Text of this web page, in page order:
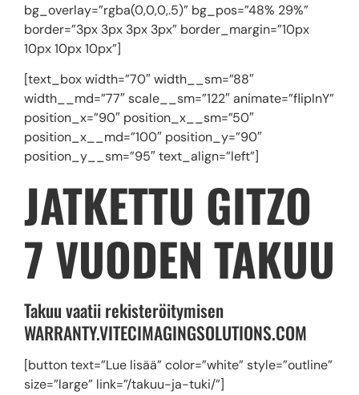
bg_overlay=”rgba(0,0,0,.5)” bg_pos=”48% 29%”
border=”3px 3px 3px 3px” border_margin=”10px
10px 10px 10px”]
[text_box width=”70″ width__sm=”88″
width__md=”77″ scale__sm=”122″ animate=”flipInY”
position_x=”90″ position_x__sm=”50″
position_x__md=”100″ position_y=”90″
position_y__sm=”95″ text_align=”left”]
JATKETTU GITZO
7 VUODEN TAKUU
Takuu vaatii rekisteröitymisen
WARRANTY.VITECIMAGINGSOLUTIONS.COM
[button text=”Lue lisää” color=”white” style=”outline”
size=”large” link=”/takuu-ja-tuki/”]